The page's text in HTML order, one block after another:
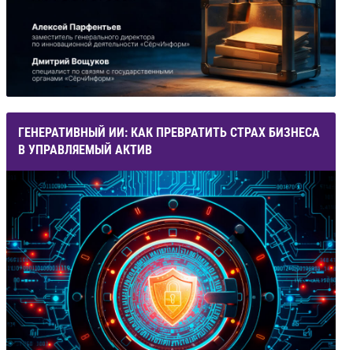
ГЕНЕРАТИВНЫЙ ИИ: КАК ПРЕВРАТИТЬ СТРАХ БИЗНЕСА
В УПРАВЛЯЕМЫЙ АКТИВ